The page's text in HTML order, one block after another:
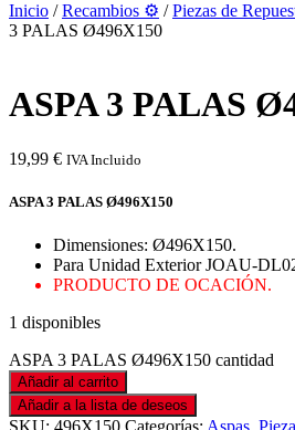
Inicio /Recambios ⚙️ /Piezas de
3 PALAS Ø496X150
ASPA 3 PALAS
19,99 € IVA Incluido
ASPA 3 PALAS Ø496X150
Dimensiones: Ø496X150.
Para Unidad Exterior JOAU-
PRODUCTO DE OCACIÓN.
1 disponibles
ASPA 3 PALAS Ø496X150 cantidad
Añadir al carrito
Añadir a la lista de deseos